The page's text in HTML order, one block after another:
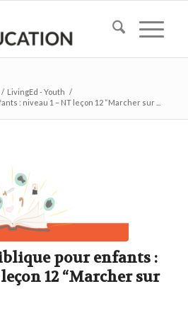
/ LivingEd - Youth /
: niveau 1 – NT leçon 12 “Marcher sur ...
pour enfants :
12 “Marcher sur